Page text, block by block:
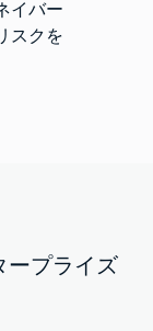
イバー
スクを
ープライズ